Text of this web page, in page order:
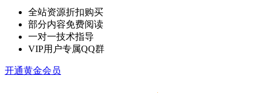
全站资源折扣购买
部分内容免费阅读
一对一技术指导
VIP用户专属QQ群
开通黄金会员